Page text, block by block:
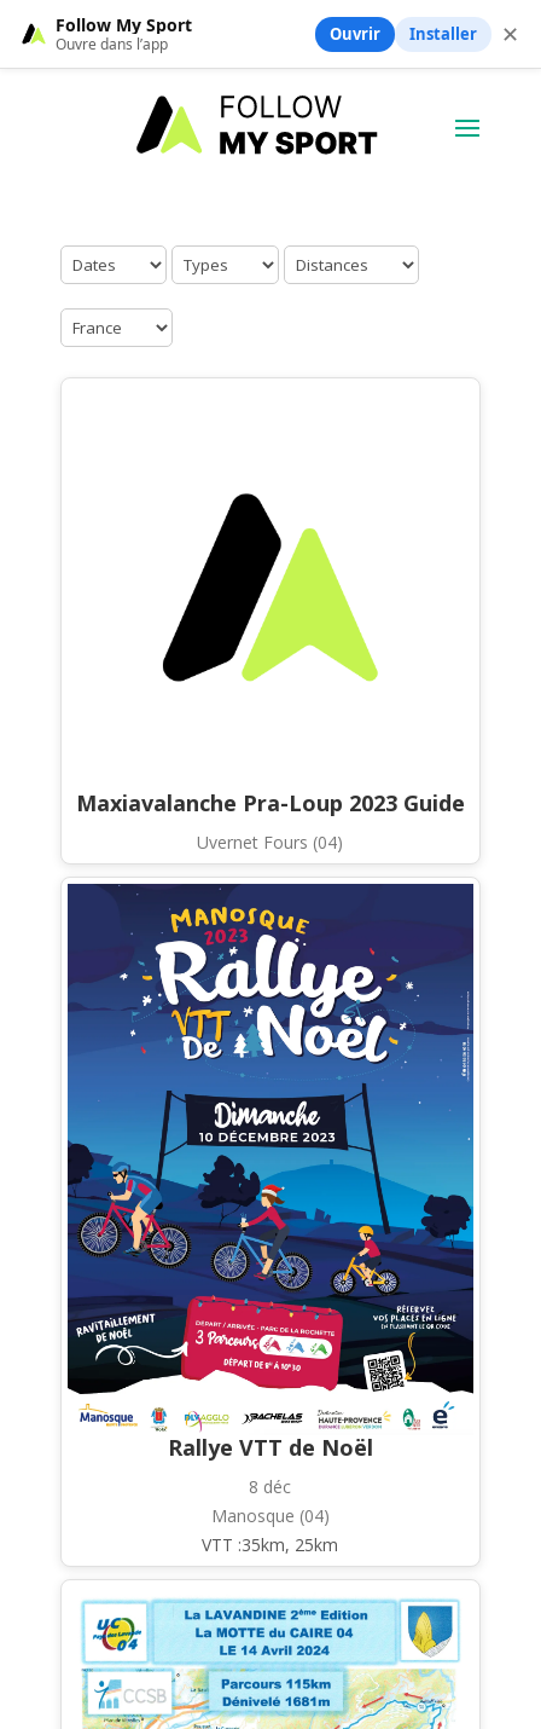
Maxiavalanche Pra-Loup 2023 Guide
Uvernet Fours (04)
Rallye VTT de Noël
8 déc
Manosque (04)
VTT :35km, 25km
Follow My Sport
Ouvre dans l’app Ouvrir Installer ✕